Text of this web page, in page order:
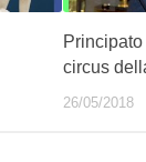
circus
26/05/2018